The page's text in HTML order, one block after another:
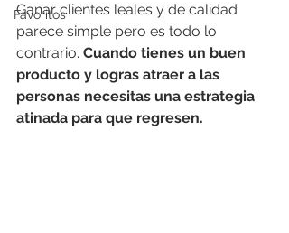
Favoritos
Ganar clientes leales y de calidad
parece simple pero es todo lo
contrario. Cuando tienes un buen
producto y logras atraer a las
personas necesitas una estrategia
atinada para que regresen.